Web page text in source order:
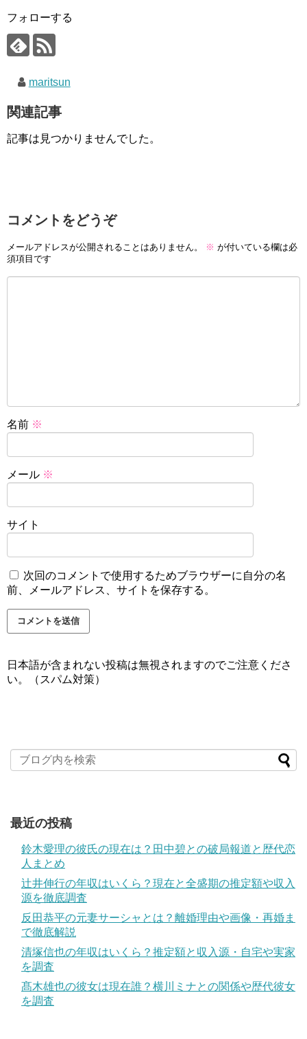
フォローする
maritsun
関連記事
記事は見つかりませんでした。
コメントをどうぞ
メールアドレスが公開されることはありません。 ※ が付いている欄は必
須項目です
名前 ※
メール ※
サイト
次回のコメントで使用するためブラウザーに自分の名
前、メールアドレス、サイトを保存する。
日本語が含まれない投稿は無視されますのでご注意くださ
い。（スパム対策）
最近の投稿
鈴木愛理の彼氏の現在は？田中碧との破局報道と歴代恋
人まとめ
辻井伸行の年収はいくら？現在と全盛期の推定額や収入
源を徹底調査
反田恭平の元妻サーシャとは？離婚理由や画像・再婚ま
で徹底解説
清塚信也の年収はいくら？推定額と収入源・自宅や実家
を調査
髙木雄也の彼女は現在誰？横川ミナとの関係や歴代彼女
を調査